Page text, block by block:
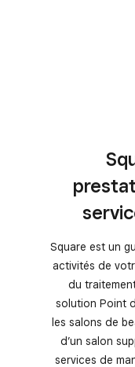
Square est un
activités de
du
solution Point
les salons de
d’un salon
services de